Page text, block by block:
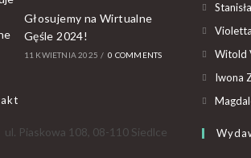
Głosujemy na Wirtualne
Gęśle 2024!
11 KWIETNIA 2025 / 0 COMMENTS
ul. Piaskowa 108, 08-110 Siedlce
Witold
Iwona